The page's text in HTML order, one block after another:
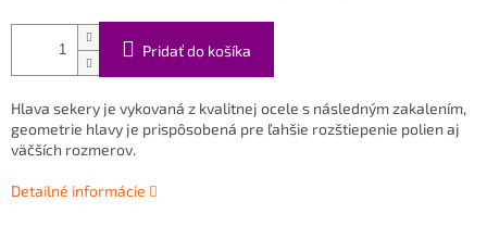
Pridať do košíka
Hlava sekery je vykovaná z kvalitnej ocele s následným zakalením,
geometrie hlavy je prispôsobená pre ľahšie rozštiepenie polien aj
väčších rozmerov.
Detailné informácie